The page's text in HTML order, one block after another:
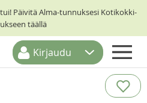
Päivitä Alma-tunnuksesi Kotikokki-
täällä
Kirjaudu